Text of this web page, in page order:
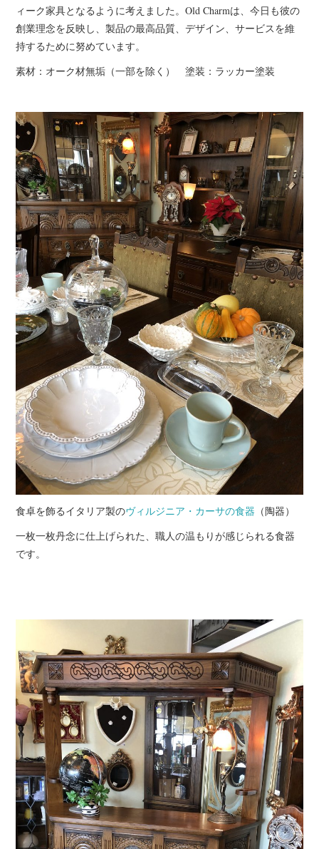
ィーク家具となるように考えました。Old Charmは、今日も彼の
創業理念を反映し、製品の最高品質、デザイン、サービスを維
持するために努めています。
素材：オーク材無垢（一部を除く） 塗装：ラッカー塗装
食卓を飾るイタリア製のヴィルジニア・カーサの食器 （陶器）
一枚一枚丹念に仕上げられた、職人の温もりが感じられる食器
です。